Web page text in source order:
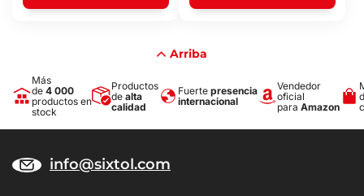
Arriba
Más
de 4 000
productos en
stock
Productos
de alta
calidad
Fuerte presencia
internacional
Vendedor
oficial
para Amazon
info@sixtol.com